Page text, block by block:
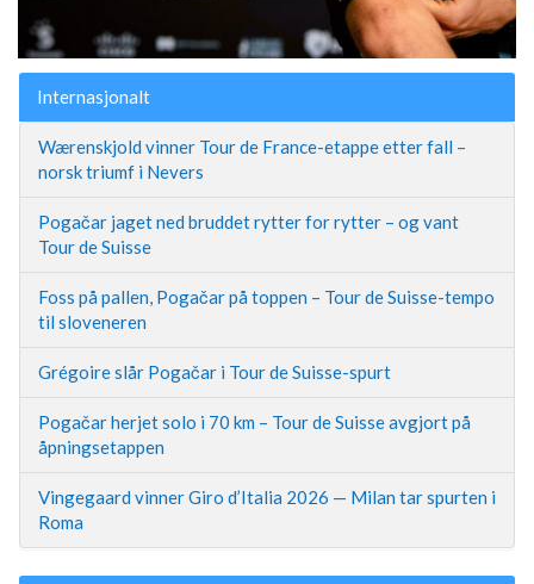
Internasjonalt
Wærenskjold vinner Tour de France-etappe etter fall –
norsk triumf i Nevers
Pogačar jaget ned bruddet rytter for rytter – og vant
Tour de Suisse
Foss på pallen, Pogačar på toppen – Tour de Suisse-tempo
til sloveneren
Grégoire slår Pogačar i Tour de Suisse-spurt
Pogačar herjet solo i 70 km – Tour de Suisse avgjort på
åpningsetappen
Vingegaard vinner Giro d’Italia 2026 — Milan tar spurten i
Roma